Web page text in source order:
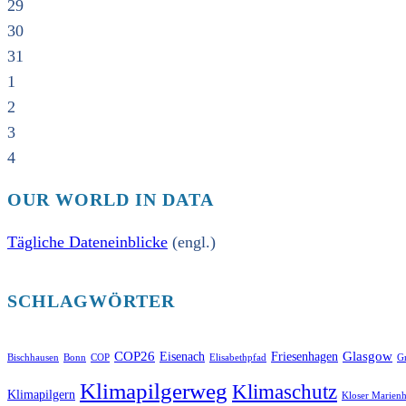
29
30
31
1
2
3
4
OUR WORLD IN DATA
Tägliche Dateneinblicke (engl.)
SCHLAGWÖRTER
Bischhausen Bonn COP COP26 Eisenach Elisabethpfad Friesenhagen Glasgow
Klimapilgern Klimapilgerweg Klimaschutz Kloser